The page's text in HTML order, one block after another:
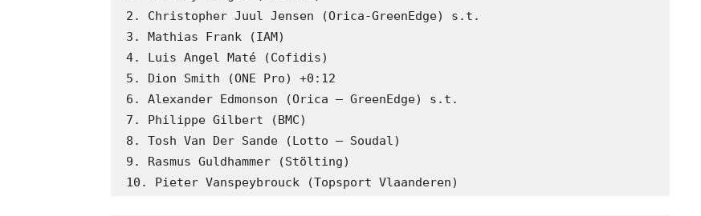
2. Christopher Juul Jensen (Orica-GreenEdge) s.t.
3. Mathias Frank (IAM)
4. Luis Angel Maté (Cofidis)
5. Dion Smith (ONE Pro) +0:12
6. Alexander Edmonson (Orica – GreenEdge) s.t.
7. Philippe Gilbert (BMC)
8. Tosh Van Der Sande (Lotto – Soudal)
9. Rasmus Guldhammer (Stölting)
10. Pieter Vanspeybrouck (Topsport Vlaanderen)